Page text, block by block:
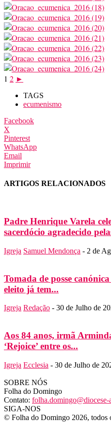
1 2 ►
TAGS
ecumenismo
Facebook
X
Pinterest
WhatsApp
Email
Imprimir
ARTIGOS RELACIONADOS
Padre Henrique Varela
sacerdócio agradecido
Igreja Samuel Mendonça - 2 de
Tomada de posse
eleito já tem...
Igreja Redação - 30 de Julho de
Aos 84 anos, irmã
‘Rejoice’ entre os...
Igreja Ecclesia - 30 de Julho de
SOBRE NÓS
Folha do Domingo
Contato: folha.domingo@diocese-
SIGA-NOS
© Folha do Domingo 2026, todos